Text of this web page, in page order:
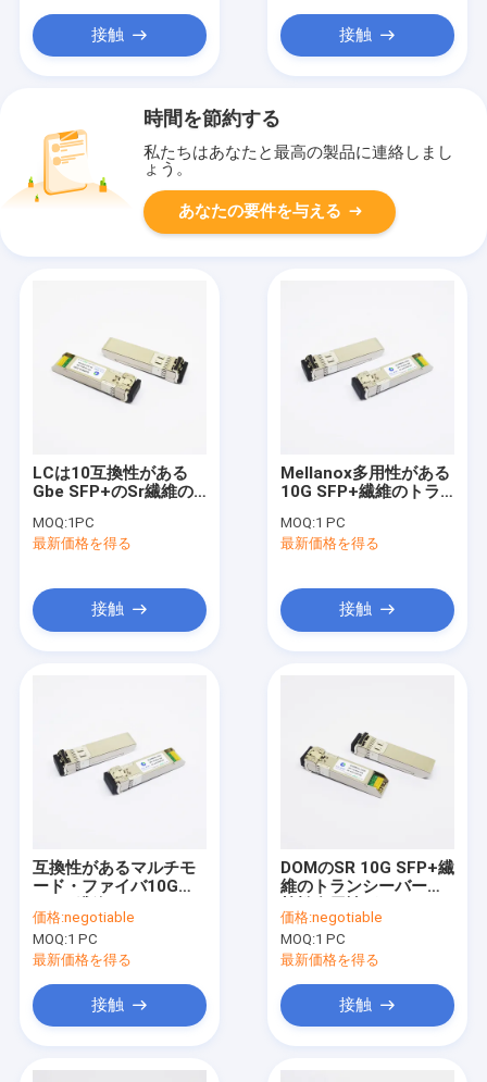
接触 接触
時間を節約する
私たちはあなたと最高の製品に連絡しまし
ょう。
あなたの要件を与える
LCは10互換性がある
Gbe SFP+のSr繊維の
300m Ciscoを二重に
する
MOQ:1PC
最新価格を得る
接触
Mellanox多用性がある
10G SFP+繊維のトラ
SR ISO9001
MOQ:1 PC
最新価格を得る
接触
互換性があるマルチモ
ード・ファイバ10G
バー850nm 300mのト
ランシーバーHP
価格:negotiable
MOQ:1 PC
最新価格を得る
接触
DOMのSR 10G SFP+繊
維のトランシーバーの
SFP-10GE-SR
価格:negotiable
MOQ:1 PC
最新価格を得る
接触